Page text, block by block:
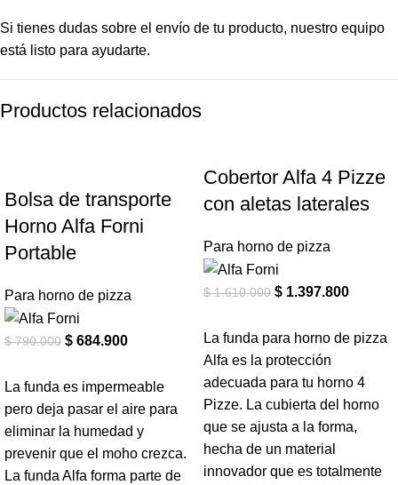
Si tienes dudas sobre el envío de tu producto, nuestro equipo
está listo para ayudarte.
Productos relacionados
Bolsa de transporte
Horno Alfa Forni
Portable
Para horno de pizza
$790.000 $ 684.900
La funda es impermeable
pero deja pasar el aire para
eliminar la humedad y
prevenir que el moho crezca.
La funda Alfa forma parte de
Cobertor Alfa 4 Pizze
con aletas laterales
Para horno de pizza
$1.610.000 $ 1.397.800
La funda para horno de pizza
Alfa es la protección
adecuada para tu horno 4
Pizze. La cubierta del horno
que se ajusta a la forma,
hecha de un material
innovador que es totalmente